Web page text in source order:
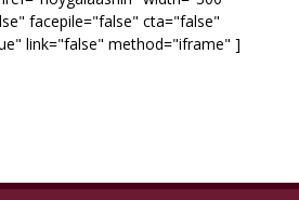
facepile="false" cta="false"
link="false" method="iframe" ]